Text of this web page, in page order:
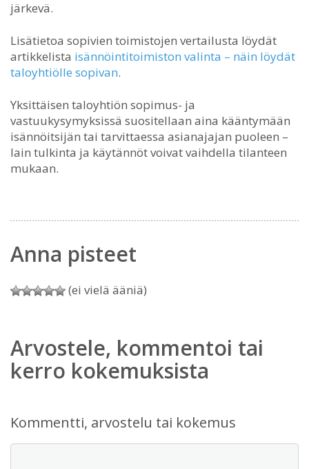
järkevä.
Lisätietoa sopivien toimistojen vertailusta löydät
artikkelista isännöintitoimiston valinta – näin löydät
taloyhtiölle sopivan.
Yksittäisen taloyhtiön sopimus- ja
vastuukysymyksissä suositellaan aina kääntymään
isännöitsijän tai tarvittaessa asianajajan puoleen –
lain tulkinta ja käytännöt voivat vaihdella tilanteen
mukaan.
Anna pisteet
(ei vielä ääniä)
Arvostele, kommentoi tai
kerro kokemuksista
Kommentti, arvostelu tai kokemus